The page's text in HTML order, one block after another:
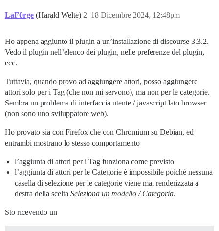
LaF0rge (Harald Welte) 18 Dicembre 2024, 12:48pm
2
Ho appena aggiunto il plugin a un’installazione di discourse 3.3.2.
Vedo il plugin nell’elenco dei plugin, nelle preferenze del plugin,
ecc.
Tuttavia, quando provo ad aggiungere attori, posso aggiungere
attori solo per i Tag (che non mi servono), ma non per le categorie.
Sembra un problema di interfaccia utente / javascript lato browser
(non sono uno sviluppatore web).
Ho provato sia con Firefox che con Chromium su Debian, ed
entrambi mostrano lo stesso comportamento
l’aggiunta di attori per i Tag funziona come previsto
l’aggiunta di attori per le Categorie è impossibile poiché nessuna
casella di selezione per le categorie viene mai renderizzata a
destra della scelta Seleziona un modello / Categoria.
Sto ricevendo un